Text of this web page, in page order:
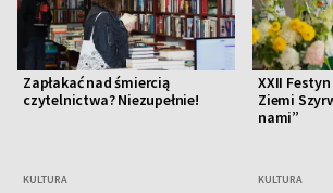
Zapłakać nad śmiercią
czytelnictwa? Niezupełnie!
KULTURA
XXII
Ziemi
nami”
KULTURA